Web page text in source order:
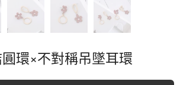
環×不對稱吊墜耳環